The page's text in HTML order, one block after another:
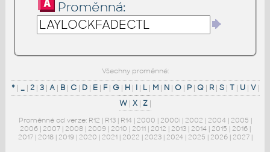
Proměnná:
Všechny proměnné:
*| _| 2| 3| A| B| C| D| E| F| G| H | I| L| M| N| O| P| Q| R| S| T| U| V|
W | X | Z |
Proměnné od verze: R12 | R13 | R14 | 2000 | 2000i | 2002 | 2004 | 2005 |
2006 | 2007 | 2008 | 2009 | 2010 | 2011 | 2012 | 2013 | 2014 | 2015 | 2016 |
2017 | 2018 | 2019 | 2020 | 2021 | 2022 | 2023 | 2024 | 2025 | 2026 | 2027 |